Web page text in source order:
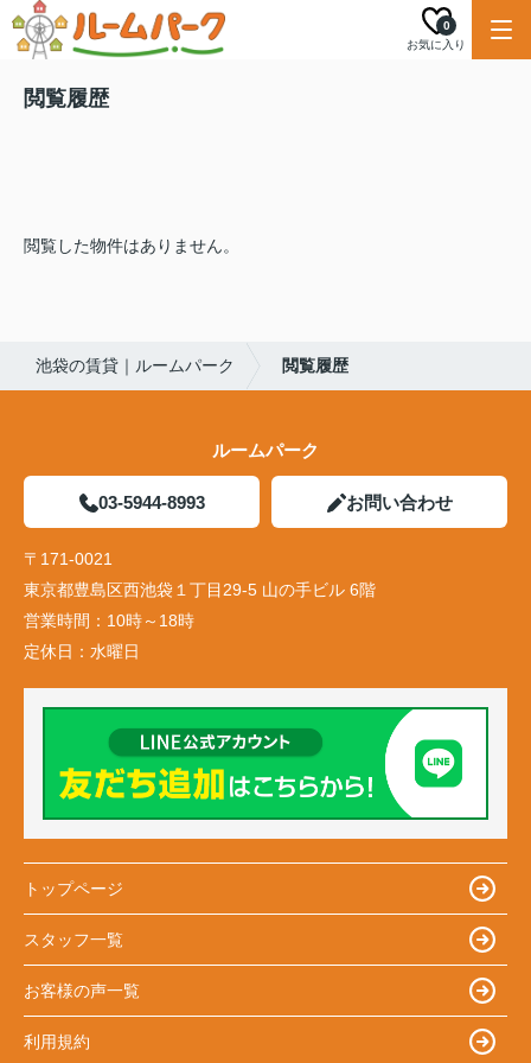
お気に入り
0
閲覧履歴
閲覧した物件はありません。
池袋の賃貸｜ルームパーク 閲覧履歴
ルームパーク
03-5944-8993 お問い合わせ
〒171-0021
東京都豊島区西池袋１丁目29-5 山の手ビル 6階
営業時間： 10時～18時
定休日： 水曜日
トップページ
スタッフ一覧
お客様の声一覧
利用規約